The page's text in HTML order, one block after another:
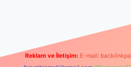
Reklam ve İletişim: E-mail: